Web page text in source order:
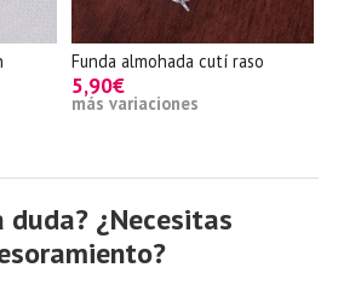
Funda almohada cutí raso
5,90€
más variaciones
duda? ¿Necesitas